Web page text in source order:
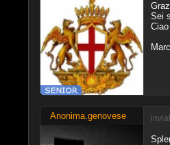
Sei
Ciao
Anonima.genovese